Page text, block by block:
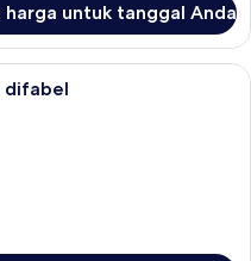
harga untuk tanggal Anda
Double Standar, bathtub
difabel